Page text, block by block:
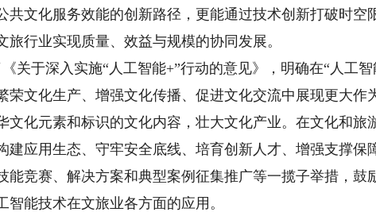
共文化服务效能的创新路径，更能通过技术创新打破时空
行业实现质量、效益与规模的协同发展。
于深入实施“人工智能+”行动的意见》，明确在“人工智
荣文化生产、增强文化传播、促进文化交流中展现更大作
文化元素和标识的文化内容，壮大文化产业。在文化和旅
建应用生态、守牢安全底线、培育创新人才、增强支撑保
能竞赛、解决方案和典型案例征集推广等一揽子举措，鼓
能技术在文旅业各方面的应用。